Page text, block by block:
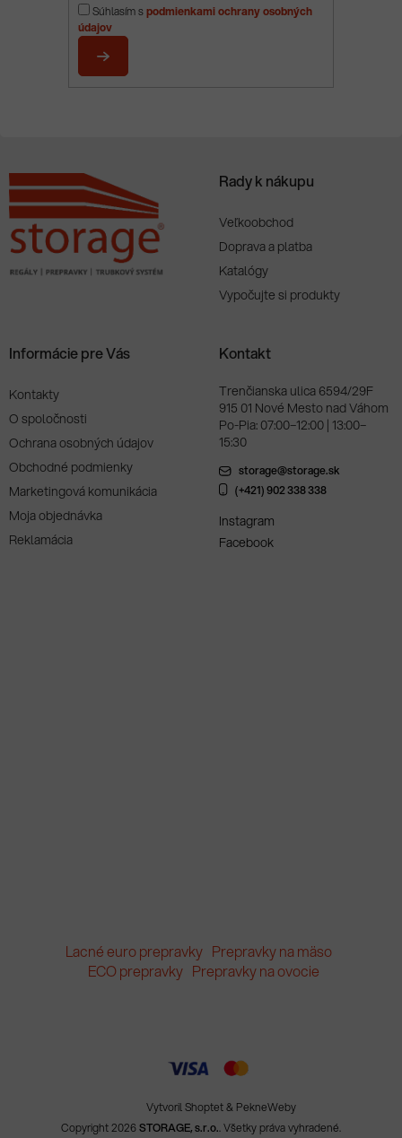
Súhlasím spodmienkami ochrany osobných
údajov
PRIHLÁSIŤ
Rady k nákupu
Veľkoobchod
Doprava a platba
Katalógy
Vypočujte si produkty
Informácie pre Vás
Kontakty
O spoločnosti
Ochrana osobných údajov
Obchodné podmienky
Marketingová komunikácia
Moja objednávka
Reklamácia
Kontakt
Trenčianska ulica 6594/29F
915 01 Nové Mesto nad Váhom
Po-Pia: 07:00–12:00 | 13:00–
15:30
storage@storage.sk
(+421) 902 338 338
Instagram
Facebook
Lacné euro prepravky Prepravky na mäso
ECO prepravky Prepravky na ovocie
Vytvoril Shoptet& PekneWeby
Copyright 2026STORAGE, s.r.o.. Všetky práva vyhradené.